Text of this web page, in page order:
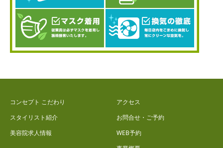
コンセプト こだわり
スタイリスト紹介
美容院求人情報
アクセス
お問合せ・ご予約
WEB予約